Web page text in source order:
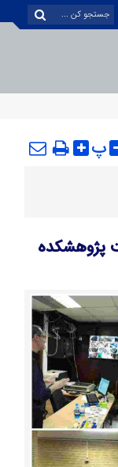
پ
پژوهشکده